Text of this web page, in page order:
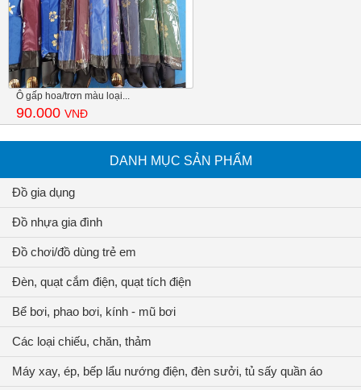
Ô gấp hoa/trơn màu loại...
90.000 VNĐ
DANH MỤC SẢN PHẨM
Đồ gia dụng
Đồ nhựa gia đình
Đồ chơi/đồ dùng trẻ em
Đèn, quạt cắm điện, quạt tích điện
Bể bơi, phao bơi, kính - mũ bơi
Các loại chiếu, chăn, thảm
Máy xay, ép, bếp lẩu nướng điện, đèn sưởi, tủ sấy quần áo